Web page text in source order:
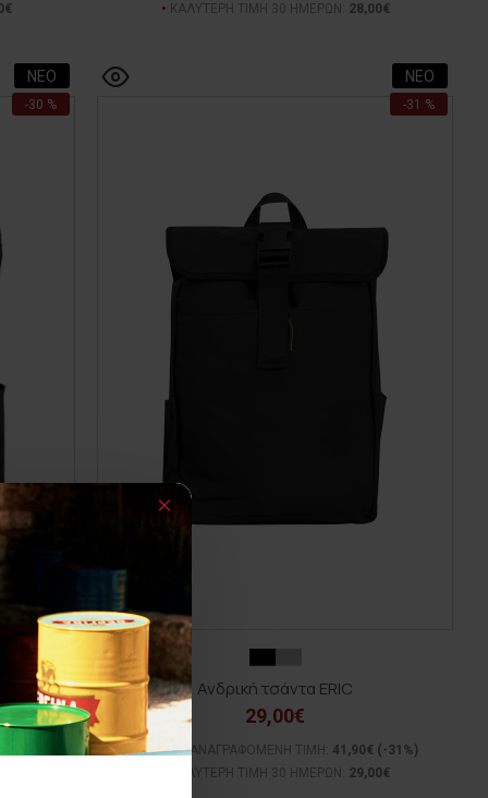
ΚΑΛΥΤΕΡΗ ΤΙΜΗ 30 ΗΜΕΡΩΝ:
28,00€
ΝΕΟ
-30 %
ΝΕΟ
-31 %
Ανδρική τσάντα ERIC
29,00€
ΑΡΧΙΚΗ ΑΝΑΓΡΑΦΟΜΕΝΗ ΤΙΜΗ: 41,90€ (-31%)
ΚΑΛΥΤΕΡΗ ΤΙΜΗ 30 ΗΜΕΡΩΝ:
29,00€